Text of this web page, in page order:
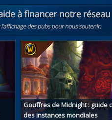
Gouffres de Midnight : guide
des instances mondiales